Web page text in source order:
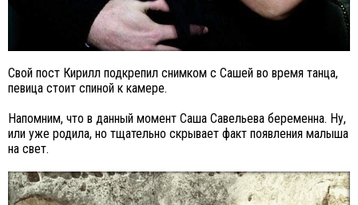
Свой пост Кирилл подкрепил снимком с Сашей во время танца,
певица стоит спиной к камере.
Напомним, что в данный момент Саша Савельева беременна. Ну,
или уже родила, но тщательно скрывает факт появления малыша
на свет.